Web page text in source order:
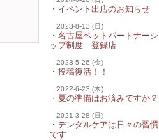
・ イベント出店のお知らせ
2023-8-13 (日)
・ 名古屋ペットパートナーシ
ップ制度 登録店
2023-5-26 (金)
・ 投稿復活！！
2022-6-23 (木)
・ 夏の準備はお済みですか？
2021-3-28 (日)
・ デンタルケアは日々の習慣
です